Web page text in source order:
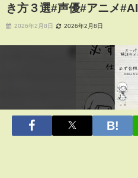
き方３選#声優#アニメ#AI
2026年2月8日 2026年2月8日